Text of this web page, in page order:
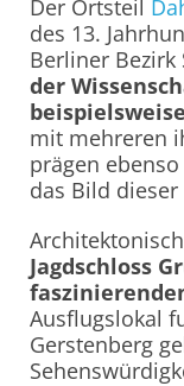
Der Ortsteil
des 13.
Berliner Bezirk
der
mit mehreren
prägen
das Bild
Jagdschloss
Ausflugslokal
Gerstenberg